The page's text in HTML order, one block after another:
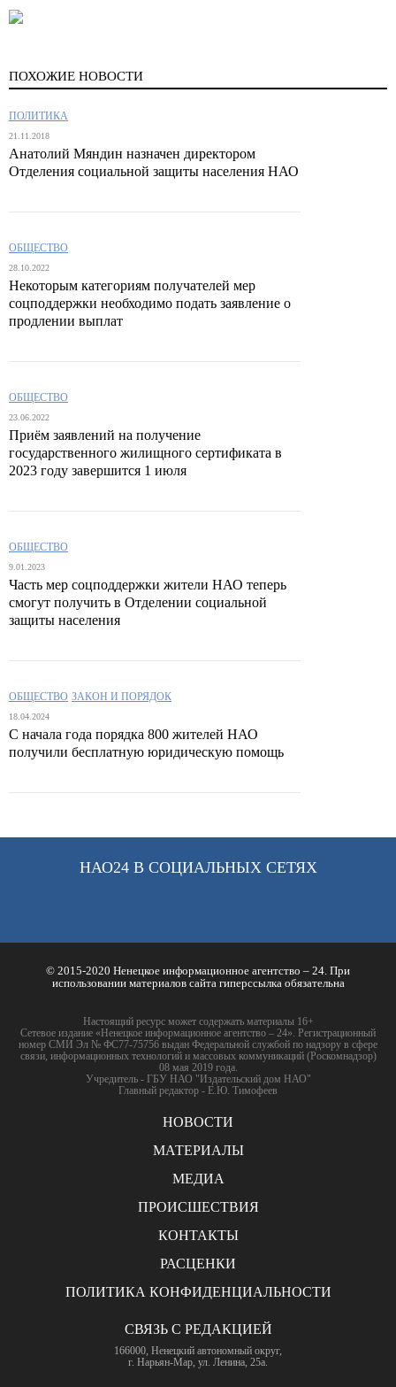
ПОХОЖИЕ НОВОСТИ
ПОЛИТИКА
21.11.2018
Анатолий Мяндин назначен директором
Отделения социальной защиты населения НАО
ОБЩЕСТВО
28.10.2022
Некоторым категориям получателей мер
соцподдержки необходимо подать заявление о
продлении выплат
ОБЩЕСТВО
23.06.2022
Приём заявлений на получение
государственного жилищного сертификата в
2023 году завершится 1 июля
ОБЩЕСТВО
9.01.2023
Часть мер соцподдержки жители НАО теперь
смогут получить в Отделении социальной
защиты населения
ОБЩЕСТВО ЗАКОН И ПОРЯДОК
18.04.2024
С начала года порядка 800 жителей НАО
получили бесплатную юридическую помощь
НАО24 В СОЦИАЛЬНЫХ СЕТЯХ
© 2015-2020 Ненецкое информационное агентство – 24. При
использовании материалов сайта гиперссылка обязательна
Настоящий ресурс может содержать материалы 16+
Сетевое издание «Ненецкое информационное агентство – 24». Регистрационный
номер СМИ Эл № ФС77-75756 выдан Федеральной службой по надзору в сфере
связи, информационных технологий и массовых коммуникаций (Роскомнадзор)
08 мая 2019 года.
Учредитель - ГБУ НАО "Издательский дом НАО"
Главный редактор - Е.Ю. Тимофеев
НОВОСТИ
МАТЕРИАЛЫ
МЕДИА
ПРОИСШЕСТВИЯ
КОНТАКТЫ
РАСЦЕНКИ
ПОЛИТИКА КОНФИДЕНЦИАЛЬНОСТИ
СВЯЗЬ С РЕДАКЦИЕЙ
166000, Ненецкий автономный округ,
г. Нарьян-Мар, ул. Ленина, 25а.